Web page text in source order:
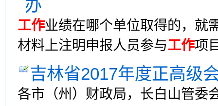
办
工作业绩在哪个单位取得的，就
材料上注明申报人员参与工作项
吉林省2017年度正高级
各市（州）财政局，长白山管委